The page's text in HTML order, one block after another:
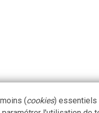
(cookies) essentiels